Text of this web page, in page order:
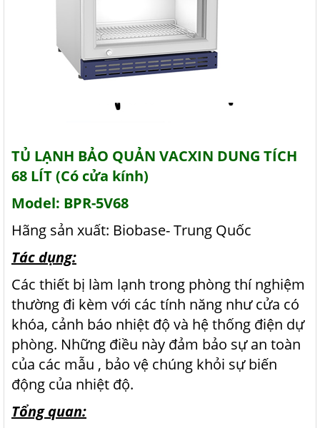
TỦ LẠNH BẢO QUẢN VACXIN DUNG TÍCH
68 LÍT (Có cửa kính)
Model: BPR-5V68
Hãng sản xuất: Biobase- Trung Quốc
Tác dụng:
Các thiết bị làm lạnh trong phòng thí nghiệm
thường đi kèm với các tính năng như cửa có
khóa, cảnh báo nhiệt độ và hệ thống điện dự
phòng. Những điều này đảm bảo sự an toàn
của các mẫu , bảo vệ chúng khỏi sự biến
động của nhiệt độ.
Tổng quan: